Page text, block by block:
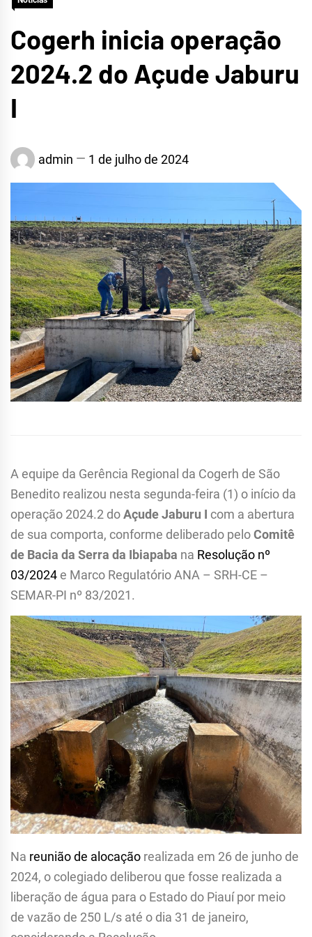
Cogerh inicia operação
2024.2 do Açude Jaburu
I
admin 1 de julho de 2024
A equipe da Gerência Regional da Cogerh de São
Benedito realizou nesta segunda-feira (1) o início da
operação 2024.2 doAçude Jaburu I com a abertura
de sua comporta, conforme deliberado peloComitê
de Bacia da Serra da Ibiapaba na Resolução nº
03/2024 e Marco Regulatório ANA – SRH-CE –
SEMAR-PI nº 83/2021.
Na reunião de alocação realizada em 26 de junho de
2024, o colegiado deliberou que fosse realizada a
liberação de água para o Estado do Piauí por meio
de vazão de 250 L/s até o dia 31 de janeiro,